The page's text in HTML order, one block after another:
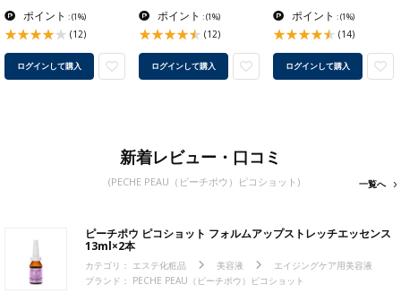
ポイント :(1%)
(12)
ログインして購入
ポイント :(1%)
(12)
ログインして購入
ポイント :(1%)
(14)
ログインして購入
新着レビュー・口コミ
(PECHE PEAU（ピーチポウ）ピコショット) 一覧へ
ピーチポウ ピコショット フォルムアップストレッチエッセンス
13ml×2本
カテゴリ： エステ化粧品 美容液
エイジングケア用美容液
ブランド： PECHE PEAU（ピーチポウ）ピコショット